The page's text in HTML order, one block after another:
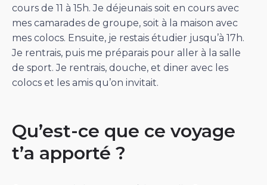
cours de 11 à 15h. Je déjeunais soit en cours avec
mes camarades de groupe, soit à la maison avec
mes colocs. Ensuite, je restais étudier jusqu’à 17h.
Je rentrais, puis me préparais pour aller à la salle
de sport. Je rentrais, douche, et diner avec les
colocs et les amis qu’on invitait.
Qu’est-ce que ce voyage
t’a apporté ?